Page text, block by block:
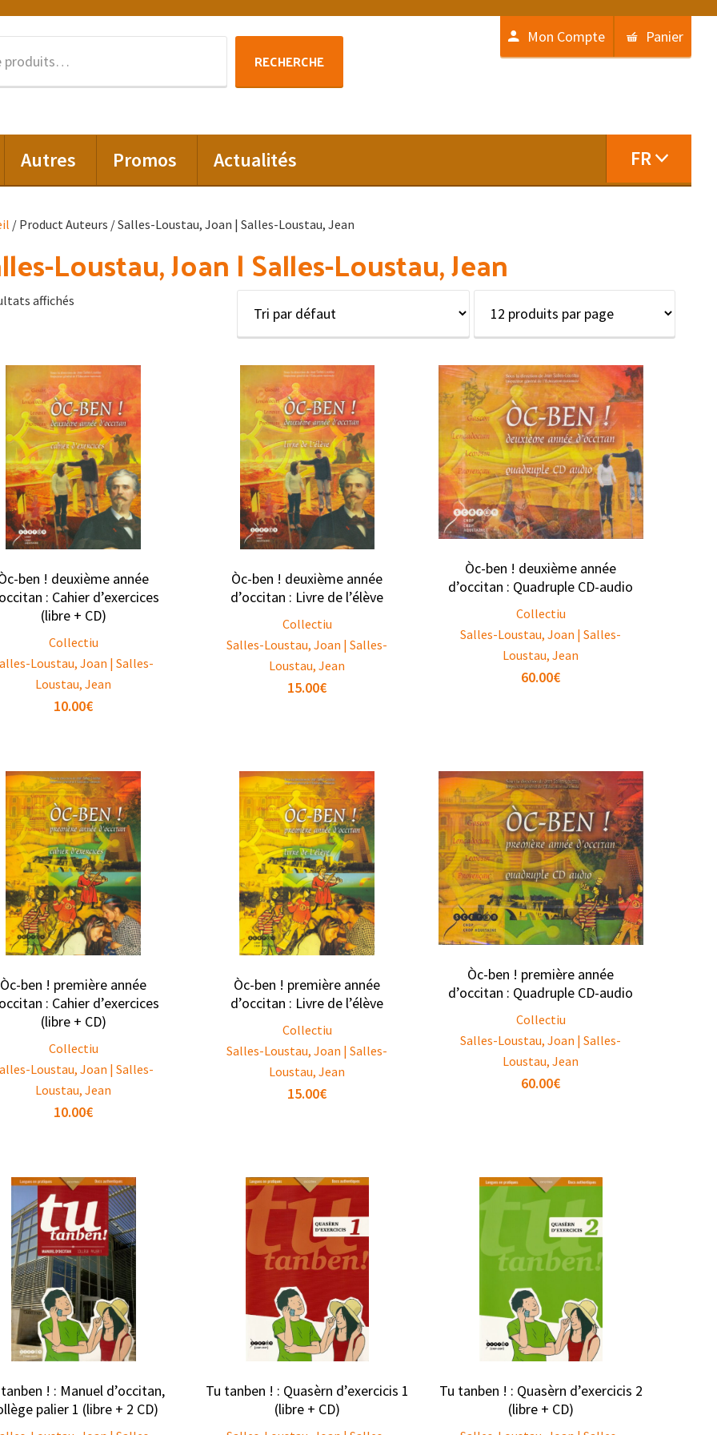
RECHERCHE
Mon Compte Panier
Autres Promos Actualités FR
/ Product Auteurs / Salles-Loustau, Joan | Salles-Loustau, Jean
Loustau, Joan | Salles-Loustau, Jean
affichés
ben ! deuxième année
: Cahier d’exercices
(libre + CD)
Collectiu
Loustau, Joan | Salles-
Loustau, Jean
10.00€
Òc-ben ! deuxième année
d’occitan : Livre de l’élève
Collectiu
Salles-Loustau, Joan | Salles-
Loustau, Jean
15.00€
Òc-ben ! deuxième année
d’occitan : Quadruple CD-audio
Collectiu
Salles-Loustau, Joan | Salles-
Loustau, Jean
60.00€
Òc-ben ! première année
: Cahier d’exercices
(libre + CD)
Collectiu
Loustau, Joan | Salles-
Loustau, Jean
10.00€
Òc-ben ! première année
d’occitan : Livre de l’élève
Collectiu
Salles-Loustau, Joan | Salles-
Loustau, Jean
15.00€
Òc-ben ! première année
d’occitan : Quadruple CD-audio
Collectiu
Salles-Loustau, Joan | Salles-
Loustau, Jean
60.00€
! : Manuel d’occitan,
palier 1 (libre + 2 CD)
Tu tanben ! : Quasèrn d’exercicis 1
(libre + CD)
Tu tanben ! : Quasèrn d’exercicis 2
(libre + CD)